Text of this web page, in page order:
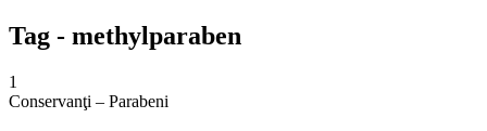
Tag - methylparaben
1
Conservanţi – Parabeni